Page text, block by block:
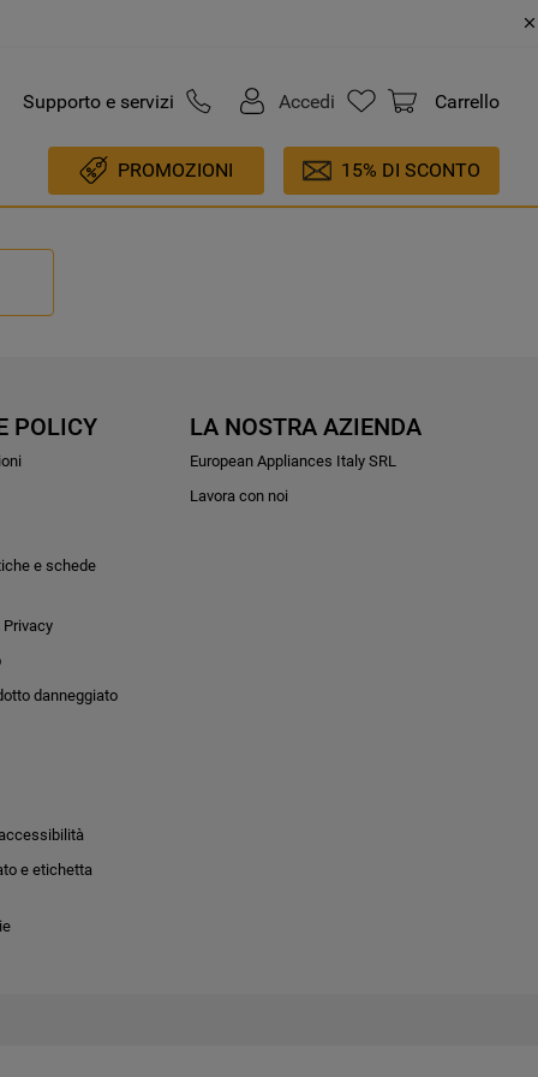
Supporto e servizi Accedi Carrello
PROMOZIONI 15% DI SCONTO
POLICY
e schede
danneggiato
e etichetta
LA NOSTRA AZIENDA
European Appliances Italy SRL
Lavora con noi